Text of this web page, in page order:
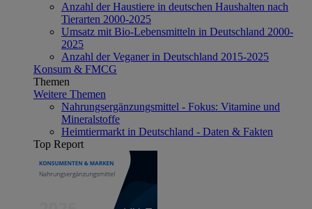
Anzahl der Haustiere in deutschen Haushalten nach
Tierarten 2000-2025
Umsatz mit Bio-Lebensmitteln in Deutschland 2000-
2025
Anzahl der Veganer in Deutschland 2015-2025
Konsum & FMCG
Themen
Weitere Themen
Nahrungsergänzungsmittel - Fokus: Vitamine und
Mineralstoffe
Heimtiermarkt in Deutschland - Daten & Fakten
Top Report